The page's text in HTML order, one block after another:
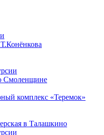
Смоленщине
комплекс «Теремок»
в Талашкино